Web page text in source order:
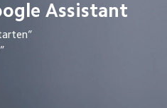
Assistant